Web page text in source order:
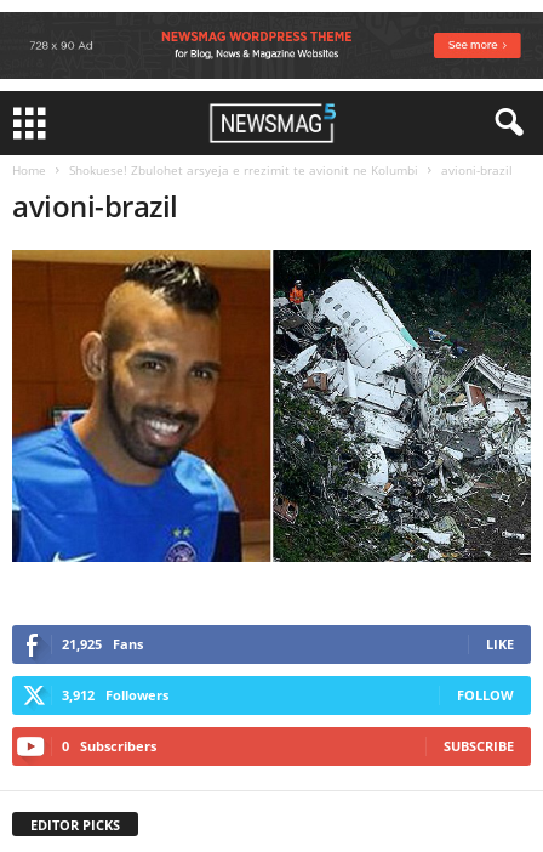
Home Shokuese! Zbulohet arsyeja e rrezimit te avionit ne Kolumbi avioni-brazil
avioni-brazil
21,925 Fans LIKE
3,912 Followers FOLLOW
0 Subscribers SUBSCRIBE
EDITOR PICKS